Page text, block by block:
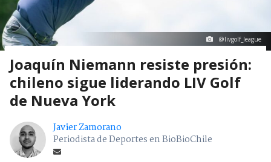
@livgolf_league
Joaquín Niemann resiste presión:
chileno sigue liderando LIV Golf
de Nueva York
Javier Zamorano
Periodista de Deportes en BioBioChile